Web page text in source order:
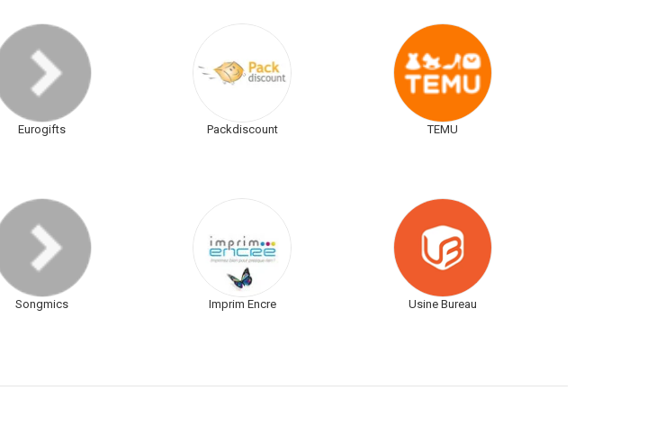
Eurogifts Packdiscount TEMU
Songmics Imprim Encre Usine Bureau